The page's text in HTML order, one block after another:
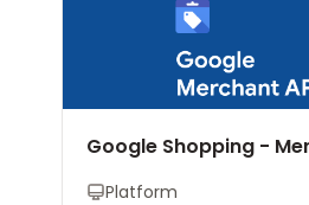
Google Shopping -
Platform